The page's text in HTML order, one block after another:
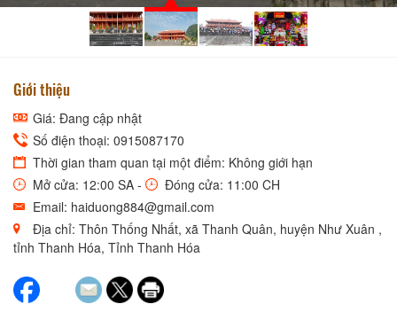
Giới thiệu
Giá: Đang cập nhật
Số điện thoại: 0915087170
Thời gian tham quan tại một điểm: Không giới hạn
Mở cửa: 12:00 SA -
Đóng cửa: 11:00 CH
Email: haiduong884@gmail.com
Địa chỉ: Thôn Thống Nhất, xã Thanh Quân, huyện Như Xuân ,
tỉnh Thanh Hóa, Tỉnh Thanh Hóa